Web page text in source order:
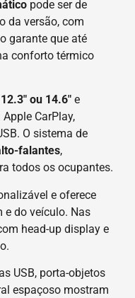
pode ser de
da versão, com
garante que até
conforto térmico
12.3″ ou 14.6″ e
CarPlay,
O sistema de
falantes,
todos os ocupantes.
e oferece
e do veículo. Nas
head-up display e
USB, porta-objetos
espaçoso mostram